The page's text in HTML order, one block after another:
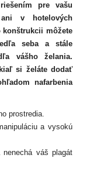
pre vašu
v hotelových
konštrukcii môžete
seba a stále
vášho želania.
si želáte dodať
nafarbenia
prostredia.
a vysokú
váš plagát